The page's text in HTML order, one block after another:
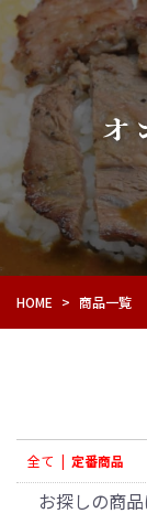
オ
HOME > 商品一覧
全て | 定番商品
お探しの商